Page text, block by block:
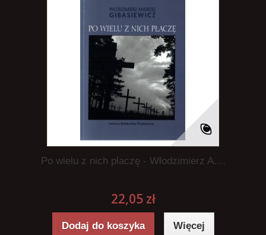
Po wielu z nich płaczę - Włodzimierz A....
22,05 zł
Dodaj do koszyka Więcej